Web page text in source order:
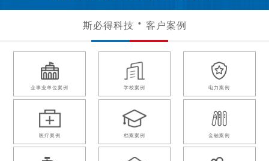
斯必得科技 客户案例
企事业单位案例 学校案例 电力案例
医疗案例 档案案例 金融案例